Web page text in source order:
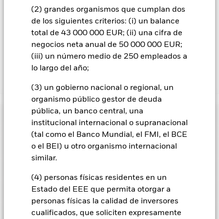
(2) grandes organismos que cumplan dos
de los siguientes criterios: (i) un balance
total de 43 000 000 EUR; (ii) una cifra de
negocios neta anual de 50 000 000 EUR;
(iii) un número medio de 250 empleados a
lo largo del año;
(3) un gobierno nacional o regional, un
organismo público gestor de deuda
pública, un banco central, una
institucional internacional o supranacional
(tal como el Banco Mundial, el FMI, el BCE
o el BEI) u otro organismo internacional
similar.
(4) personas físicas residentes en un
Estado del EEE que permita otorgar a
personas físicas la calidad de inversores
cualificados, que soliciten expresamente
los ingresos asociadas que se generen, y el 37,5% restante se
recibirá por BlackRock en calidad de agente de préstamo de
valores. Debido a que el reparto de los ingresos por préstamos
de valores no incrementa los costes de funcionamiento del
Fondo, esto ha quedado excluido de los gastos corrientes.
BGF US Dollar Short Duration Bond Fund
Rentabilidad
Distribución
Fecha de corte Distribución total
31 jul 2026 HKD 0,405
30 jun 2026 HKD 0,42
El riesgo de crédito, los cambios en los tipos de interés y/o los
impagos de los emisores tendrán un impacto significativo en
calificación de solvencia potenciales o reales pueden
incrementar el nivel de riesgo. Los derivados pueden ser muy
sensibles a las variaciones del valor del activo en que se
basan y pueden aumentar el volumen de las pérdidas y
ganancias, lo que se traduciría mayores oscilaciones en el
valor del Fondo. El impacto sobre el Fondo puede ser mayor
Datos clave
Activos netos del Fondo USD 1.184.709.136
Fecha de lanzamiento del
31 oct 2002
Número de posiciones
a 30 jun 2026
Indicador de riesgo
Calificaciones